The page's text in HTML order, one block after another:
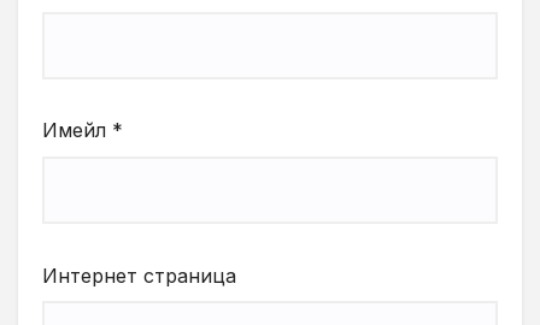
Имейл *
Интернет страница